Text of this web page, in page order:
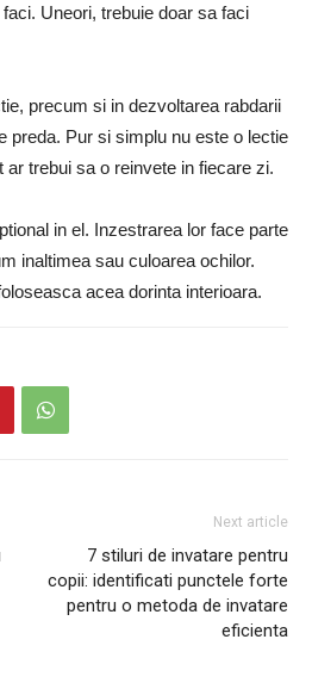
Uneori, trebuie doar sa faci
precum si in dezvoltarea rabdarii
preda. Pur si simplu nu este o lectie
ar trebui sa o reinvete in fiecare zi.
in el. Inzestrarea lor face parte
inaltimea sau culoarea ochilor.
acea dorinta interioara.
Next article
7 stiluri de invatare pentru
copii: identificati punctele forte
pentru o metoda de invatare
eficienta